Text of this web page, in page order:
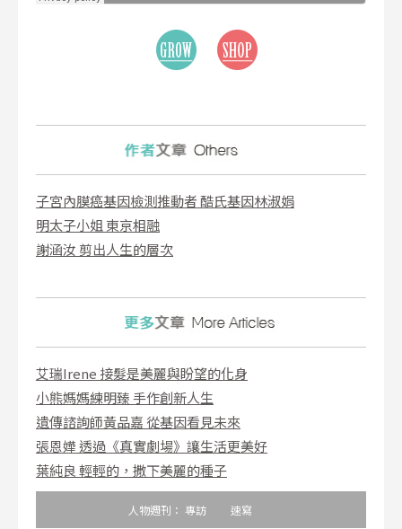
子宮內膜癌基因檢測推動者 酷氏基因林淑娟
明太子小姐 東京相融
謝涵汝 剪出人生的層次
艾瑞Irene 接髮是美麗與盼望的化身
小熊媽媽練明臻 手作創新人生
遺傳諮詢師黃品嘉 從基因看見未來
張恩嬅 透過《真實劇場》讓生活更美好
葉純良 輕輕的，撒下美麗的種子
人物週刊： 專訪 速寫